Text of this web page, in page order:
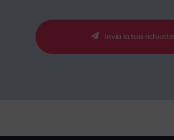
Invia la tua richiesta